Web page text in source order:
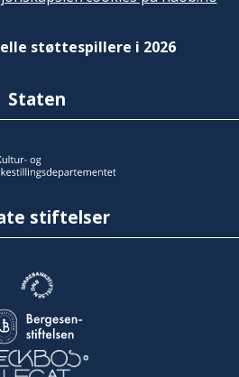
støttespillere i 2026
Staten
stiftelser